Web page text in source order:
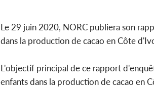
Le 29 juin 2020, NORC publiera son
dans la production de cacao en Côte
L'objectif principal de ce rapport
enfants dans la production de cacao en